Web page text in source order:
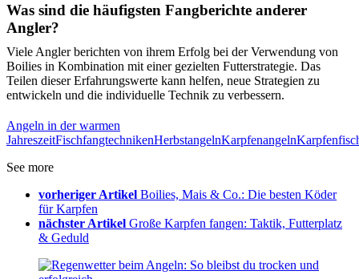
Was sind die häufigsten Fangberichte anderer
Angler?
Viele Angler berichten von ihrem Erfolg bei der Verwendung von
Boilies in Kombination mit einer gezielten Futterstrategie. Das
Teilen dieser Erfahrungswerte kann helfen, neue Strategien zu
entwickeln und die individuelle Technik zu verbessern.
Angeln in der warmen
JahreszeitFischfangtechnikenHerbstangelnKarpfenangeln
See more
vorheriger Artikel Boilies, Mais & Co.: Die besten Köder
für Karpfen
nächster Artikel Große Karpfen fangen: Taktik, Futterplatz
& Geduld